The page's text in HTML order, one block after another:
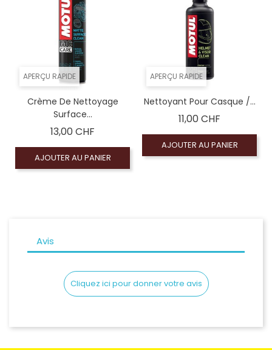
APERÇU RAPIDE
Crème De Nettoyage
Surface...
13,00 CHF
AJOUTER AU PANIER
APERÇU RAPIDE
Nettoyant Pour Casque /...
11,00 CHF
AJOUTER AU PANIER
Avis
Cliquez ici pour donner votre avis